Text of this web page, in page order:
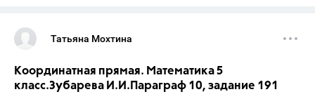
Татьяна Мохтина
Координатная прямая. Математика 5
класс.Зубарева И.И.Параграф 10, задание 191